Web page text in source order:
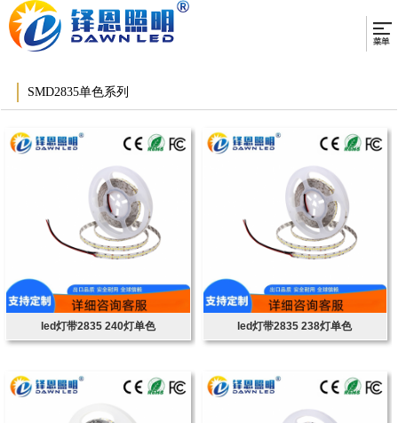
SMD2835单色系列
led灯带2835 240灯单色 led灯带2835 238灯单色